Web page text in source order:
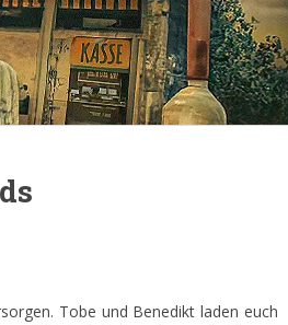
Tobe und Benedikt laden euch